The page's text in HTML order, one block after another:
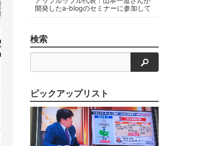
開発したa-blogのセミナーに参加して
検索
検索
ピックアップリスト